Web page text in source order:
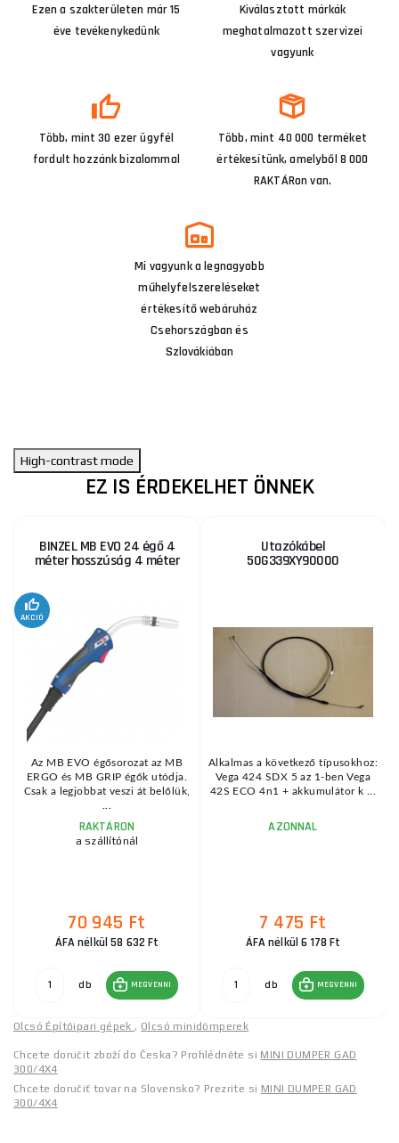
Ezen a szakterületen már 15
éve tevékenykedünk
Kiválasztott márkák
meghatalmazott szervizei
vagyunk
Több, mint 30 ezer ügyfél
fordult hozzánk bizalommal
Több, mint 40 000 terméket
értékesítünk, amelyből 8 000
RAKTÁRon van.
Mi vagyunk a legnagyobb
műhelyfelszereléseket
értékesítő webáruház
Csehországban és
Szlovákiában
High-contrast mode
EZ IS ÉRDEKELHET ÖNNEK
BINZEL MB EVO 24 égő 4
méter hosszúság 4 méter
AKCIÓ
Az MB EVO égősorozat az MB
ERGO és MB GRIP égők utódja.
Csak a legjobbat veszi át belőlük,
RAKTÁRON
a szállítónál
70 945 Ft
ÁFA nélkül 58 632 Ft
db MEGVENNI
Utazókábel
50G339XY90000
Alkalmas a következő típusokhoz:
Vega 424 SDX 5 az 1-ben Vega
42S ECO 4n1 + akkumulátor k ...
AZONNAL
7 475 Ft
ÁFA nélkül 6 178 Ft
db MEGVENNI
Olcsó Építőipari gépek, Olcsó minidömperek
Chcete doručit zboží do Česka? Prohlédněte si MINI DUMPER GAD
300/4X4
Chcete doručiť tovar na Slovensko? Prezrite si MINI DUMPER GAD
300/4X4